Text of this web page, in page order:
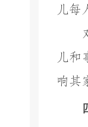
儿每
儿和
响其